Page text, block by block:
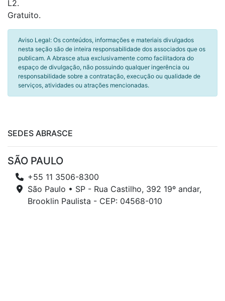
L2.
Gratuito.
Aviso Legal: Os conteúdos, informações e materiais divulgados
nesta seção são de inteira responsabilidade dos associados que os
publicam. A Abrasce atua exclusivamente como facilitadora do
espaço de divulgação, não possuindo qualquer ingerência ou
responsabilidade sobre a contratação, execução ou qualidade de
serviços, atividades ou atrações mencionadas.
SEDES ABRASCE
SÃO PAULO
+55 11 3506-8300
São Paulo • SP - Rua Castilho, 392 19º andar,
Brooklin Paulista - CEP: 04568-010